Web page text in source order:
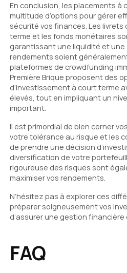
En conclusion, les placements à
multitude d’options pour gérer
sécurité vos finances. Les livrets
terme et les fonds monétaires
garantissant une liquidité et une
rendements soient
plateformes de crowdfunding
Première Brique proposent des
d’investissement à court terme
élevés, tout en impliquant un
important.
Il est primordial de bien cerner
votre tolérance au risque et les
de prendre une décision
diversification de votre
rigoureuse des risques sont
maximiser vos rendements.
N’hésitez pas à explorer ces
préparer soigneusement vos
d’assurer une gestion
FAQ